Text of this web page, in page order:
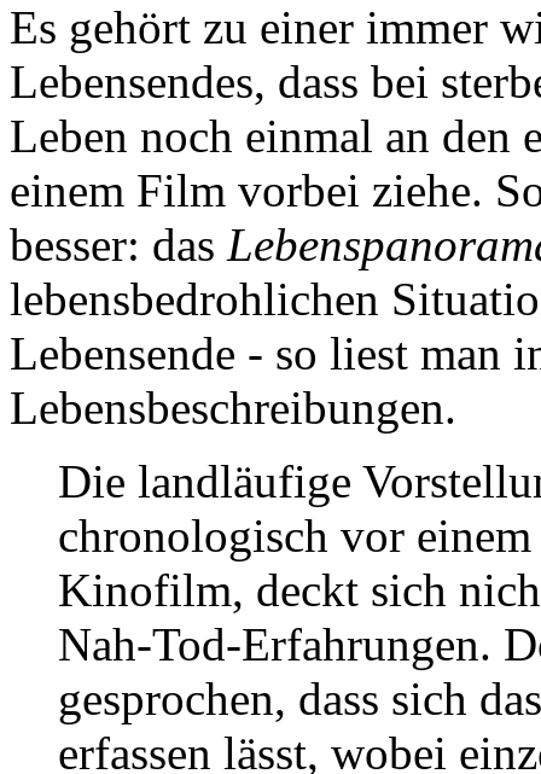
Es gehört zu einer immer
Lebensendes, dass bei
Leben noch einmal an den
einem Film vorbei ziehe.
besser: das
lebensbedrohlichen
Lebensende - so liest man
Lebensbeschreibungen.
Die landläufige
chronologisch vor
Kinofilm, deckt sich
Nah-Tod-Erfahrungen.
gesprochen, dass sich
erfassen lässt, wobei